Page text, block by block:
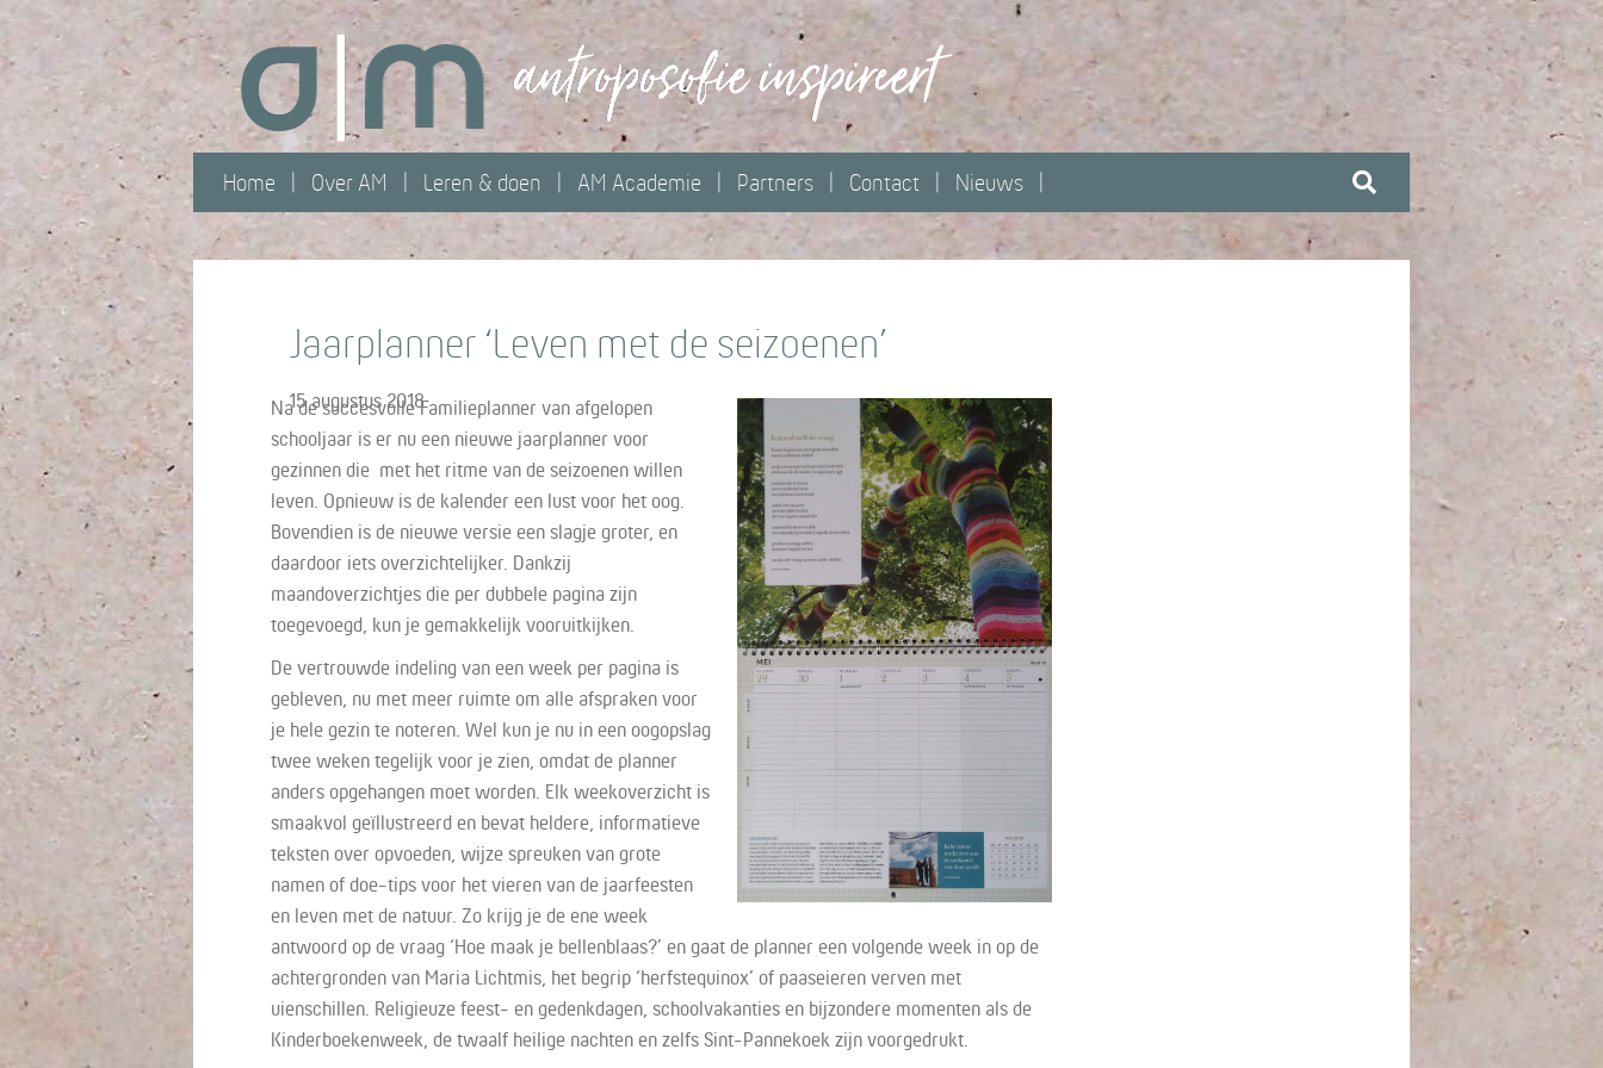
Home Over AM Leren & doen AM Academie Partners Contact Nieuws
Jaarplanner ‘Leven met de seizoenen’
15 augustus 2018
Na de succesvolle Familieplanner van afgelopen
schooljaar is er nu een nieuwe jaarplanner voor
gezinnen die met het ritme van de seizoenen willen
leven. Opnieuw is de kalender een lust voor het oog.
Bovendien is de nieuwe versie een slagje groter, en
daardoor iets overzichtelijker. Dankzij
maandoverzichtjes die per dubbele pagina zijn
toegevoegd, kun je gemakkelijk vooruitkijken.
De vertrouwde indeling van een week per pagina is
gebleven, nu met meer ruimte om alle afspraken voor
je hele gezin te noteren. Wel kun je nu in een oogopslag
twee weken tegelijk voor je zien, omdat de planner
anders opgehangen moet worden. Elk weekoverzicht is
smaakvol geïllustreerd en bevat heldere, informatieve
teksten over opvoeden, wijze spreuken van grote
namen of doe-tips voor het vieren van de jaarfeesten
en leven met de natuur. Zo krijg je de ene week
antwoord op de vraag ‘Hoe maak je bellenblaas?’ en gaat de planner een volgende week in op de
achtergronden van Maria Lichtmis, het begrip ‘herfstequinox’ of paaseieren verven met
uienschillen. Religieuze feest- en gedenkdagen, schoolvakanties en bijzondere momenten als de
Kinderboekenweek, de twaalf heilige nachten en zelfs Sint-Pannekoek zijn voorgedrukt.